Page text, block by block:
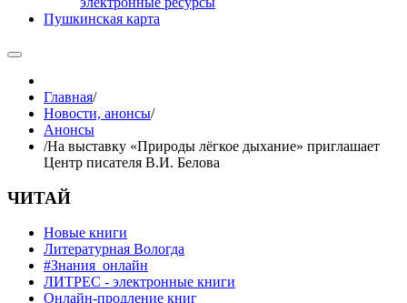
Пушкинская карта
Главная/
Новости, анонсы/
Анонсы
/На выставку «Природы лёгкое дыхание» приглашает
Центр писателя В.И. Белова
ЧИТАЙ
Новые книги
Литературная Вологда
#Знания_онлайн
ЛИТРЕС - электронные книги
Онлайн-продление книг